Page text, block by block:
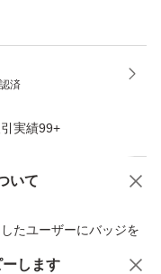
います。ご理解・ご
済
実績99+
いて
たユーザーにバッジを
商品への質問
します